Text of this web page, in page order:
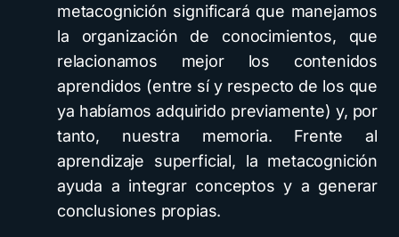
metacognición significará que manejamos
la organización de conocimientos, que
relacionamos mejor los contenidos
aprendidos (entre sí y respecto de los que
ya habíamos adquirido previamente) y, por
tanto, nuestra memoria. Frente al
aprendizaje superficial, la metacognición
ayuda a integrar conceptos y a generar
conclusiones propias.